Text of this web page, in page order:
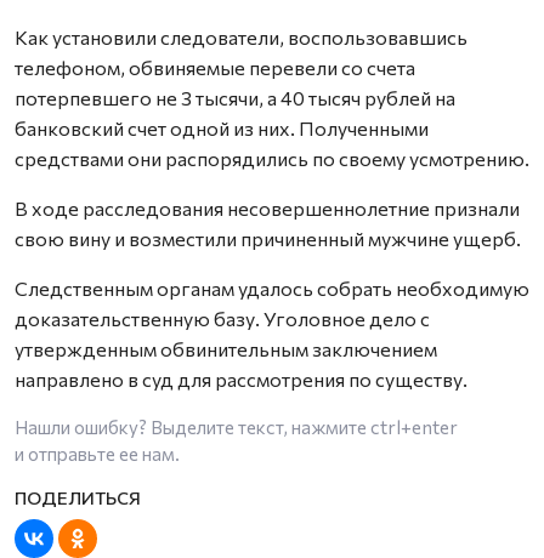
Как установили следователи, воспользовавшись
телефоном, обвиняемые перевели со счета
потерпевшего не 3 тысячи, а 40 тысяч рублей на
банковский счет одной из них. Полученными
средствами они распорядились по своему усмотрению.
В ходе расследования несовершеннолетние признали
свою вину и возместили причиненный мужчине ущерб.
Следственным органам удалось собрать необходимую
доказательственную базу. Уголовное дело с
утвержденным обвинительным заключением
направлено в суд для рассмотрения по существу.
Нашли ошибку? Выделите текст, нажмите ctrl+enter
и отправьте ее нам.